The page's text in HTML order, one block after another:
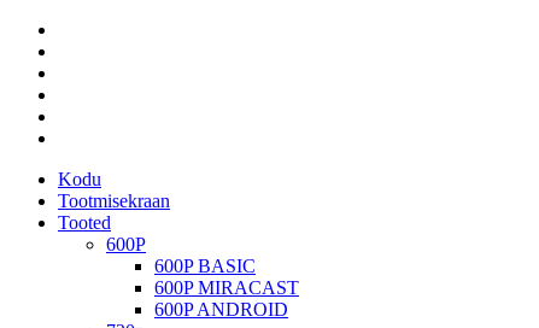
Kodu
Tootmisekraan
Tooted
600P
600P BASIC
600P MIRACAST
600P ANDROID